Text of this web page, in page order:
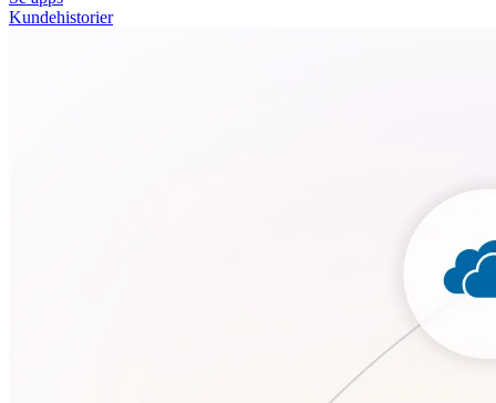
Kundehistorier